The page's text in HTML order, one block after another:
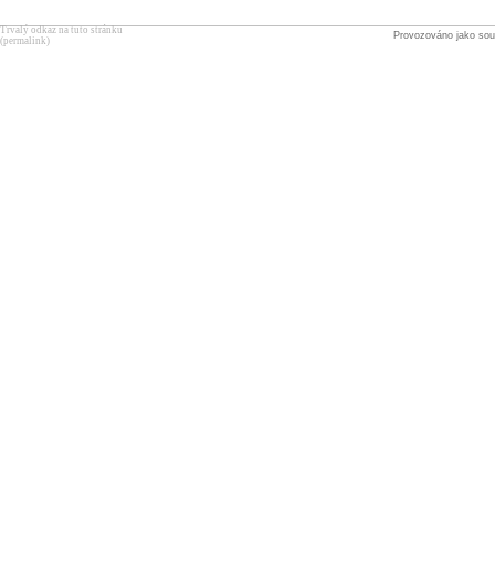
Provozováno jako
Trvalý odkaz na tuto stránku
(permalink)